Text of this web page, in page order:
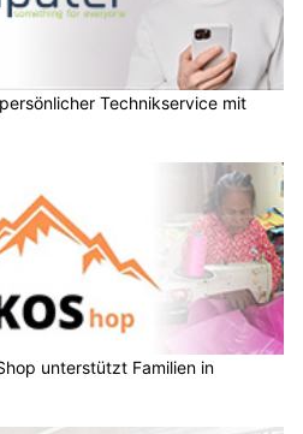
Technikservice mit
unterstützt Familien in